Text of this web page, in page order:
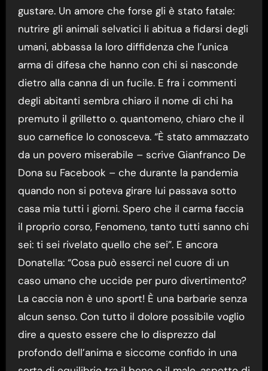
gustare. Un amore che forse gli è stato fatale:
nutrire gli animali selvatici li abitua a fidarsi degli
umani, abbassa la loro diffidenza che l’unica
arma di difesa che hanno con chi si nasconde
dietro alla canna di un fucile. E fra i commenti
degli abitanti sembra chiaro il nome di chi ha
premuto il grilletto o. quantomeno, chiaro che il
suo carnefice lo conosceva. “È stato ammazzato
da un povero miserabile – scrive Gianfranco De
Dona su Facebook – che durante la pandemia
quando non si poteva girare lui passava sotto
casa mia tutti i giorni. Spero che il carma faccia
il proprio corso, Fenomeno, tanto tutti sanno chi
sei: ti sei rivelato quello che sei”. E ancora
Donatella: “Cosa può esserci nel cuore di un
caso umano che uccide per puro divertimento?
La caccia non è uno sport! È una barbarie senza
alcun senso. Con tutto il dolore possibile voglio
dire a questo essere che lo disprezzo dal
profondo dell’anima e siccome confido in una